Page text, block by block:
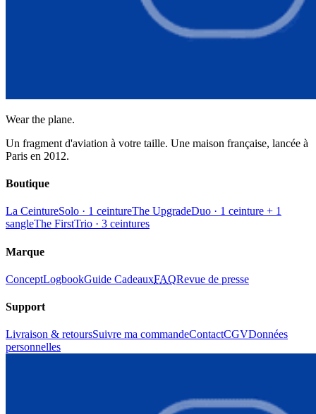
Wear the plane.
Un fragment d'aviation à votre taille. Une maison française, lancée à
Paris en 2012.
Boutique
La CeintureSolo · 1 ceintureThe UpgradeDuo · 1 ceinture + 1
sangleThe FirstTrio · 3 ceintures
Marque
ConceptLogbookGuide CadeauxFAQRevue de presse
Support
Livraison & retoursSuivre ma commandeContactCGVDonnées
personnelles